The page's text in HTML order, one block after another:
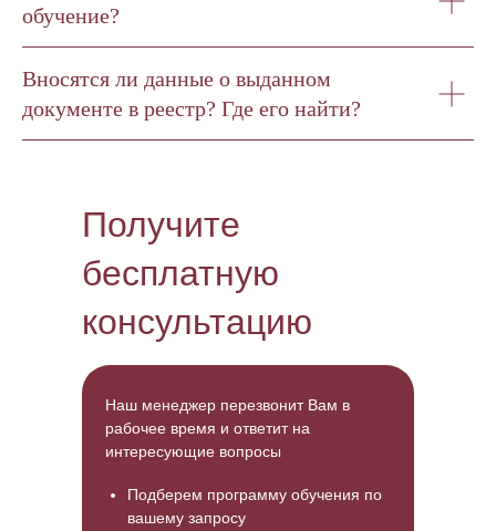
обучение?
Вносятся ли данные о выданном
документе в реестр? Где его найти?
Получите
бесплатную
консультацию
Наш менеджер перезвонит Вам в
рабочее время и ответит на
интересующие вопросы
Подберем программу обучения по
вашему запросу